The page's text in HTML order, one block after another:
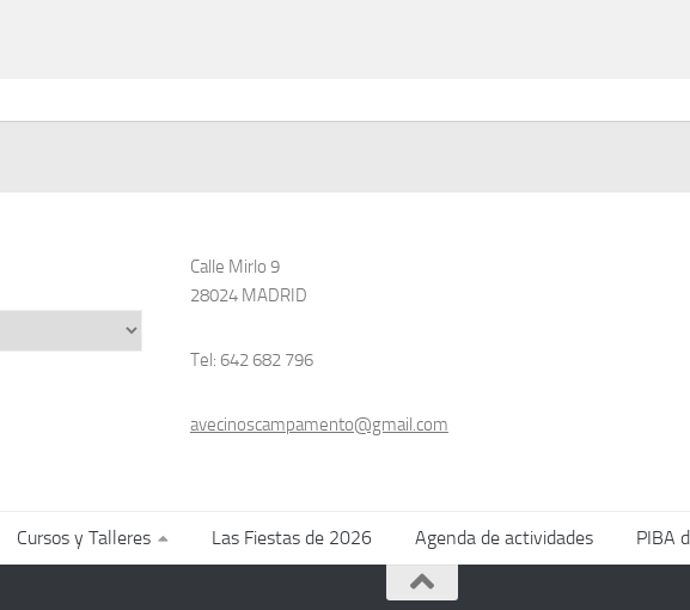
Calle Mirlo 9
28024 MADRID
Tel: 642 682 796
avecinoscampamento@gmail.com
Cursos y Talleres Las Fiestas de 2026 Agenda de actividades PIBA